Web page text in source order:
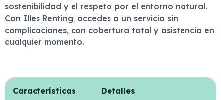
sostenibilidad y el respeto por el entorno natural.
Con Illes Renting, accedes a un servicio sin
complicaciones, con cobertura total y asistencia en
cualquier momento.
Características Detalles